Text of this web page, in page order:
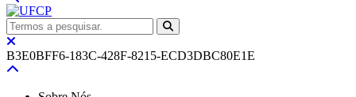
B3E0BFF6-183C-428F-8215-ECD3DBC80E1E